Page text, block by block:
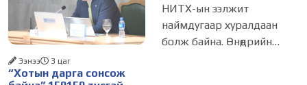
“Хотын дарга сонсож
Ээнээ 3 цаг
дугаарыг наймдугаар
сарын 14-нөөс
ажиллуулж эхэлнэ
НИТХ-ын ээлжит
наймдугаар хуралдаан
болж байна. Өнөөдрийн